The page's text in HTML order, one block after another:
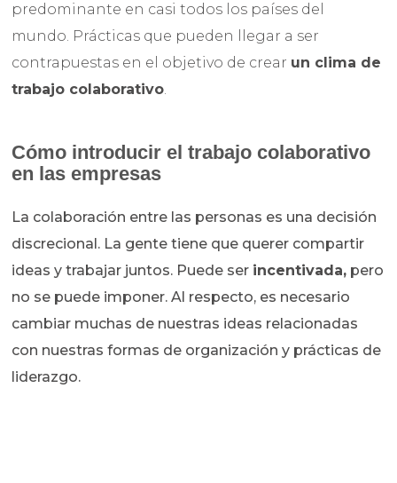
predominante en casi todos los países del
mundo. Prácticas que pueden llegar a ser
contrapuestas en el objetivo de crear un clima de
trabajo colaborativo.
Cómo introducir el trabajo colaborativo
en las empresas
La colaboración entre las personas es una decisión
discrecional. La gente tiene que querer compartir
ideas y trabajar juntos. Puede ser incentivada, pero
no se puede imponer. Al respecto, es necesario
cambiar muchas de nuestras ideas relacionadas
con nuestras formas de organización y prácticas de
liderazgo.